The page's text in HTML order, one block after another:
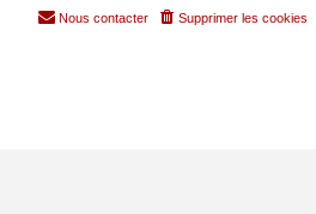
Supprimer les cookies
Nous contacter